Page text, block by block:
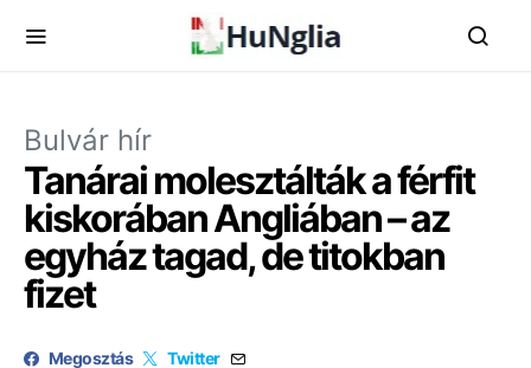
Bulvár hír
Tanárai molesztálták a férfit
kiskorában Angliában – az
egyház tagad, de titokban
fizet
Megosztás Twitter